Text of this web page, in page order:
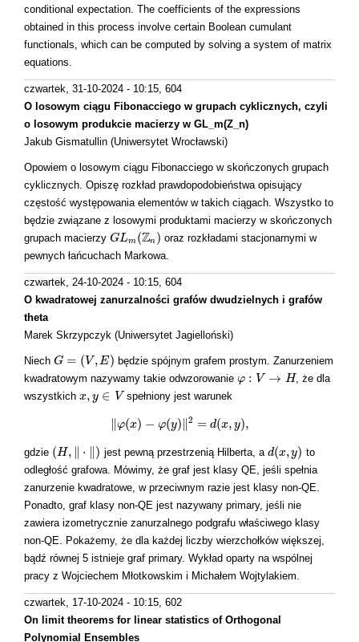
conditional expectation. The coefficients of the expressions
obtained in this process involve certain Boolean cumulant
functionals, which can be computed by solving a system of matrix
equations.
czwartek, 31-10-2024 - 10:15, 604
O losowym ciągu Fibonacciego w grupach cyklicznych, czyli
o losowym produkcie macierzy w GL_m(Z_n)
Jakub Gismatullin (Uniwersytet Wrocławski)
Opowiem o losowym ciągu Fibonacciego w skończonych grupach
cyklicznych. Opiszę rozkład prawdopodobieństwa opisujący
częstość występowania elementów w takich ciągach. Wszystko to
będzie związane z losowymi produktami macierzy w skończonych
grupach macierzy GLm (Zn )
GLm(Zn)
oraz rozkładami stacjonarnymi w
pewnych łańcuchach Markowa.
czwartek, 24-10-2024 - 10:15, 604
O kwadratowej zanurzalności grafów dwudzielnych i grafów
theta
Marek Skrzypczyk (Uniwersytet Jagielloński)
Niech G = ( V ,E)
G=(V E)
będzie spójnym grafem prostym. Zanurzeniem
kwadratowym nazywamy takie odwzorowanie φ : V → H
φ: V → H
, że dla
wszystkich x, y ∈ V
x,y∈ V spełniony jest warunek
∥φ(x) − φ(y)∥2 = d(x, y),
‖φ (x) −φ(y)‖ 2= d(x,y),
gdzie (H, ∥ ⋅ ∥)
(H,‖⋅ jest pewną przestrzenią Hilberta, a d(x,y)
d(x,y)
to
odległość grafowa. Mówimy, że graf jest klasy QE, jeśli spełnia
zanurzenie kwadratowe, w przeciwnym razie jest klasy non-QE.
Ponadto, graf klasy non-QE jest nazywany primary, jeśli nie
zawiera izometrycznie zanurzalnego podgrafu właściwego klasy
non-QE. Pokażemy, że dla każdej liczby wierzchołków większej,
bądź równej 5 istnieje graf primary. Wykład oparty na wspólnej
pracy z Wojciechem Młotkowskim i Michałem Wojtylakiem.
czwartek, 17-10-2024 - 10:15, 602
On limit theorems for linear statistics of Orthogonal
Polynomial Ensembles